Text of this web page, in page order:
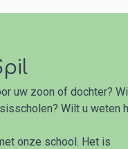
uw zoon of dochter?
Wilt u weten
onze school. Het is